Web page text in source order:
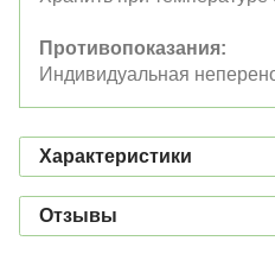
Противопоказания:
Индивидуальная
Характеристики
Отзывы